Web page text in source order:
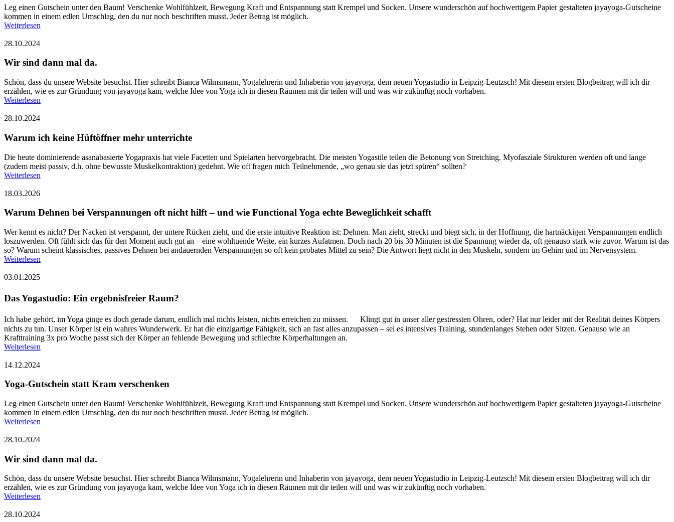
Leg einen Gutschein unter den Baum! Verschenke Wohlfühlzeit, Bewegung Kraft und Entspannung statt Krempel und Socken. Unsere wunderschön auf hochwertigem Papier gestalteten jayayoga-Gutscheine
kommen in einem edlen Umschlag, den du nur noch beschriften musst. Jeder Betrag ist möglich.
Weiterlesen
28.10.2024
Wir sind dann mal da.
Schön, dass du unsere Website besuchst. Hier schreibt Bianca Wilmsmann, Yogalehrerin und Inhaberin von jayayoga, dem neuen Yogastudio in Leipzig-Leutzsch! Mit diesem ersten Blogbeitrag will ich dir
erzählen, wie es zur Gründung von jayayoga kam, welche Idee von Yoga ich in diesen Räumen mit dir teilen will und was wir zukünftig noch vorhaben.
Weiterlesen
28.10.2024
Warum ich keine Hüftöffner mehr unterrichte
Die heute dominierende asanabasierte Yogapraxis hat viele Facetten und Spielarten hervorgebracht. Die meisten Yogastile teilen die Betonung von Stretching. Myofasziale Strukturen werden oft und lange
(zudem meist passiv, d.h. ohne bewusste Muskelkontraktion) gedehnt. Wie oft fragen mich Teilnehmende, „wo genau sie das jetzt spüren“ sollten?
Weiterlesen
18.03.2026
Warum Dehnen bei Verspannungen oft nicht hilft – und wie Functional Yoga echte Beweglichkeit schafft
Wer kennt es nicht? Der Nacken ist verspannt, der untere Rücken zieht, und die erste intuitive Reaktion ist: Dehnen. Man zieht, streckt und biegt sich, in der Hoffnung, die hartnäckigen Verspannungen endlich
loszuwerden. Oft fühlt sich das für den Moment auch gut an – eine wohltuende Weite, ein kurzes Aufatmen. Doch nach 20 bis 30 Minuten ist die Spannung wieder da, oft genauso stark wie zuvor. Warum ist das
so? Warum scheint klassisches, passives Dehnen bei andauernden Verspannungen so oft kein probates Mittel zu sein? Die Antwort liegt nicht in den Muskeln, sondern im Gehirn und im Nervensystem.
Weiterlesen
03.01.2025
Das Yogastudio: Ein ergebnisfreier Raum?
Ich habe gehört, im Yoga ginge es doch gerade darum, endlich mal nichts leisten, nichts erreichen zu müssen. Klingt gut in unser aller gestressten Ohren, oder? Hat nur leider mit der Realität deines Körpers
nichts zu tun. Unser Körper ist ein wahres Wunderwerk. Er hat die einzigartige Fähigkeit, sich an fast alles anzupassen – sei es intensives Training, stundenlanges Stehen oder Sitzen. Genauso wie an
Krafttraining 3x pro Woche passt sich der Körper an fehlende Bewegung und schlechte Körperhaltungen an.
Weiterlesen
14.12.2024
Yoga-Gutschein statt Kram verschenken
Leg einen Gutschein unter den Baum! Verschenke Wohlfühlzeit, Bewegung Kraft und Entspannung statt Krempel und Socken. Unsere wunderschön auf hochwertigem Papier gestalteten jayayoga-Gutscheine
kommen in einem edlen Umschlag, den du nur noch beschriften musst. Jeder Betrag ist möglich.
Weiterlesen
28.10.2024
Wir sind dann mal da.
Schön, dass du unsere Website besuchst. Hier schreibt Bianca Wilmsmann, Yogalehrerin und Inhaberin von jayayoga, dem neuen Yogastudio in Leipzig-Leutzsch! Mit diesem ersten Blogbeitrag will ich dir
erzählen, wie es zur Gründung von jayayoga kam, welche Idee von Yoga ich in diesen Räumen mit dir teilen will und was wir zukünftig noch vorhaben.
Weiterlesen
28.10.2024